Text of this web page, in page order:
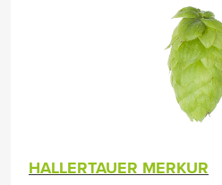
HALLERTAUER MERKUR